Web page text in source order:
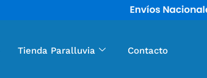
Tienda Paralluvia Contacto